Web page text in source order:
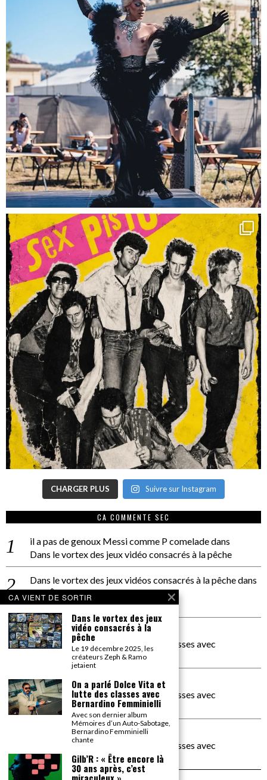
CHARGER PLUS Suivre sur Instagram
CA COMMENTE SEC
il a pas de genoux Messi comme P comeladedans
Dans le vortex des jeux vidéo consacrés à la pêche
Dans le vortex des jeux vidéos consacrés à la pêchedans
PACÔME THIELLEMENT
La séance d’Hip Gnose
La Patrie
dans
On a parlé Dolce Vita et lutte des classes avec
Bernardino Femminielli
carte noire negra à l'o tiededans
On a parlé Dolce Vita et lutte des classes avec
Bernardino Femminielli
moise et son mascarédans
On a parlé Dolce Vita et lutte des classes avec
Bernardino Femminielli
CA VIENT DE SORTIR
Dans le vortex des jeux
vidéo consacrés à la
pêche
Le 19 décembre 2025, les
créateurs Zeph & Ramo
jetaient
On a parlé Dolce Vita et
lutte des classes avec
Bernardino Femminielli
Avec son dernier album
Mémoires d’un Auto-Sabotage,
Bernardino Femminielli
chante
Gilb’R : « Être encore là
30 ans après, c’est